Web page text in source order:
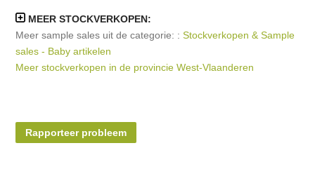
MEER STOCKVERKOPEN:
Meer sample sales uit de categorie: :Stockverkopen & Sample
sales - Baby artikelen
Meer stockverkopen in de provincie West-Vlaanderen
Rapporteer probleem